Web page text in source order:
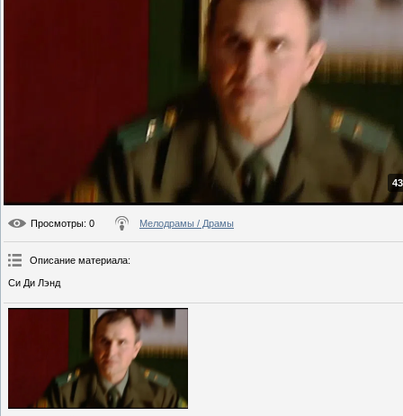
Просмотры: 0 Мелодрамы / Драмы
Описание материала:
Си Ди Лэнд